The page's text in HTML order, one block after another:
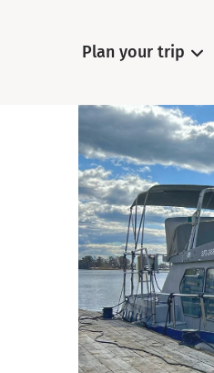
Plan your trip